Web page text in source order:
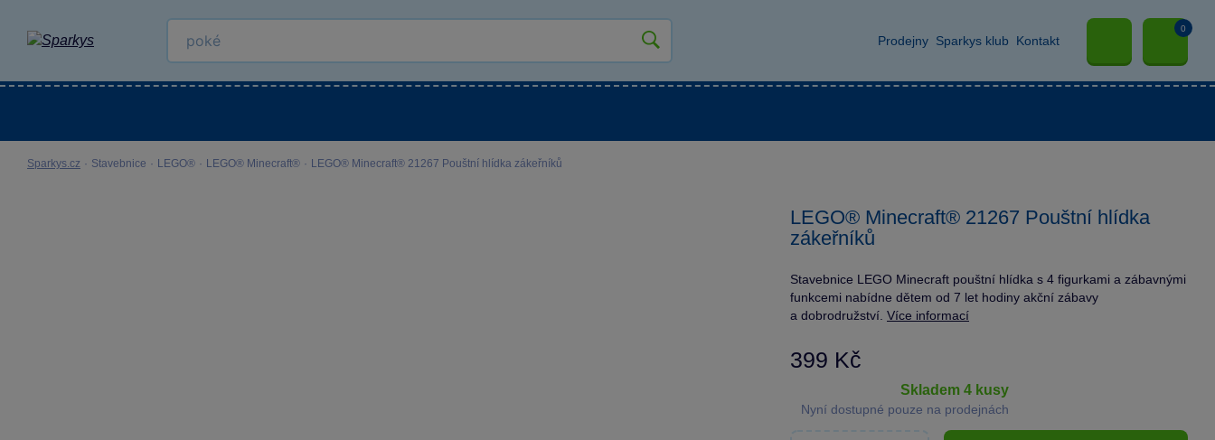
Prodejny Sparkys klub Kontakt
0
Sparkys.cz · Stavebnice · LEGO® · LEGO® Minecraft® · LEGO® Minecraft® 21267 Pouštní hlídka zákeřníků
LEGO® Minecraft® 21267 Pouštní hlídka
zákeřníků
Stavebnice LEGO Minecraft pouštní hlídka s 4 figurkami a zábavnými
funkcemi nabídne dětem od 7 let hodiny akční zábavy
a dobrodružství. Více informací
399 Kč
skladem 4 kusy
Nyní dostupné pouze na prodejnách